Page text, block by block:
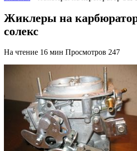
Жиклеры на карбюратор
солекс
На чтение 16 мин Просмотров 247